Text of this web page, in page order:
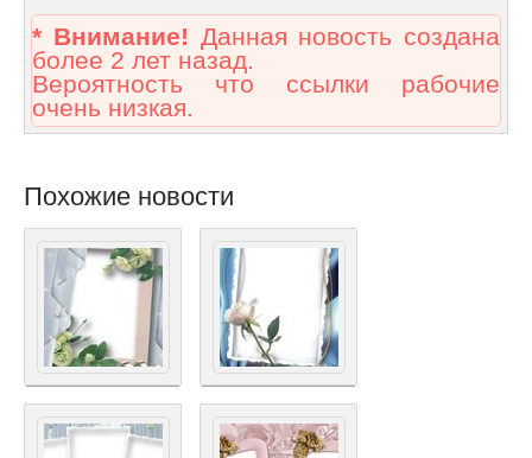
* Внимание! Данная новость создана
более 2 лет назад.
Вероятность что ссылки рабочие
очень низкая.
Похожие новости